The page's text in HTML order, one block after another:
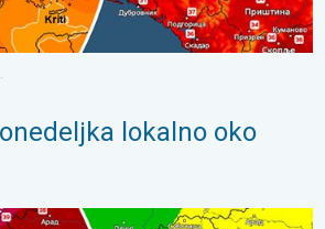
lokalno oko
i četvrtak. Lokalni pljuskovi u petak. .